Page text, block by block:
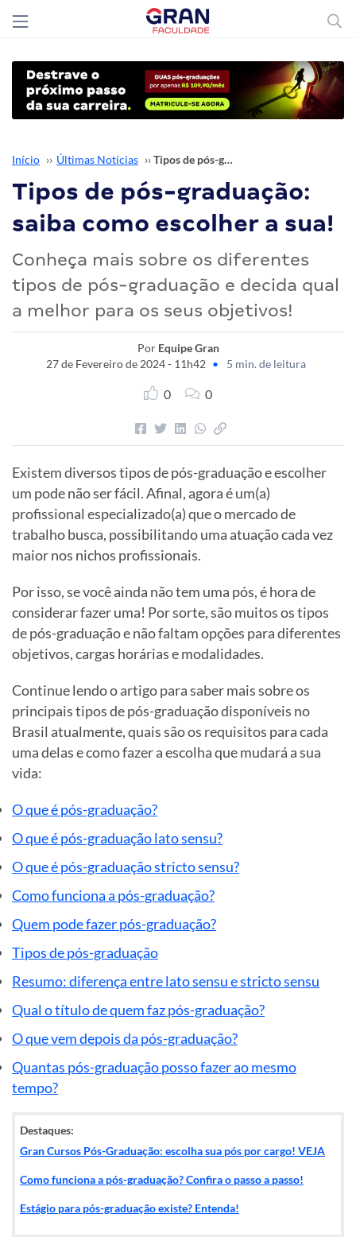
Início ›› Últimas Notícias ›› Tipos de pós-graduação: saiba como escolher a sua!
Tipos de pós-graduação:
saiba como escolher a sua!
Conheça mais sobre os diferentes
tipos de pós-graduação e decida qual
a melhor para os seus objetivos!
Por Equipe Gran
27 de Fevereiro de 2024 - 11h42 • 5 min. de leitura
0 0
Existem diversos tipos de pós-graduação e escolher
um pode não ser fácil. Afinal, agora é um(a)
profissional especializado(a) que o mercado de
trabalho busca, possibilitando uma atuação cada vez
maior nos nichos profissionais.
Por isso, se você ainda não tem uma pós, é hora de
considerar fazer uma! Por sorte, são muitos os tipos
de pós-graduação e não faltam opções para diferentes
objetivos, cargas horárias e modalidades.
Continue lendo o artigo para saber mais sobre os
principais tipos de pós-graduação disponíveis no
Brasil atualmente, quais são os requisitos para cada
uma delas e como fazer a escolha que mudará a sua
vida:
O que é pós-graduação?
O que é pós-graduação lato sensu?
O que é pós-graduação stricto sensu?
Como funciona a pós-graduação?
Quem pode fazer pós-graduação?
Tipos de pós-graduação
Resumo: diferença entre lato sensu e stricto sensu
Qual o título de quem faz pós-graduação?
O que vem depois da pós-graduação?
Quantas pós-graduação posso fazer ao mesmo
tempo?
Destaques:
Gran Cursos Pós-Graduação: escolha sua pós por cargo! VEJA
Como funciona a pós-graduação? Confira o passo a passo!
Estágio para pós-graduação existe? Entenda!